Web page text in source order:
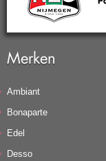
Merken
Ambiant
Bonaparte
Edel
Desso